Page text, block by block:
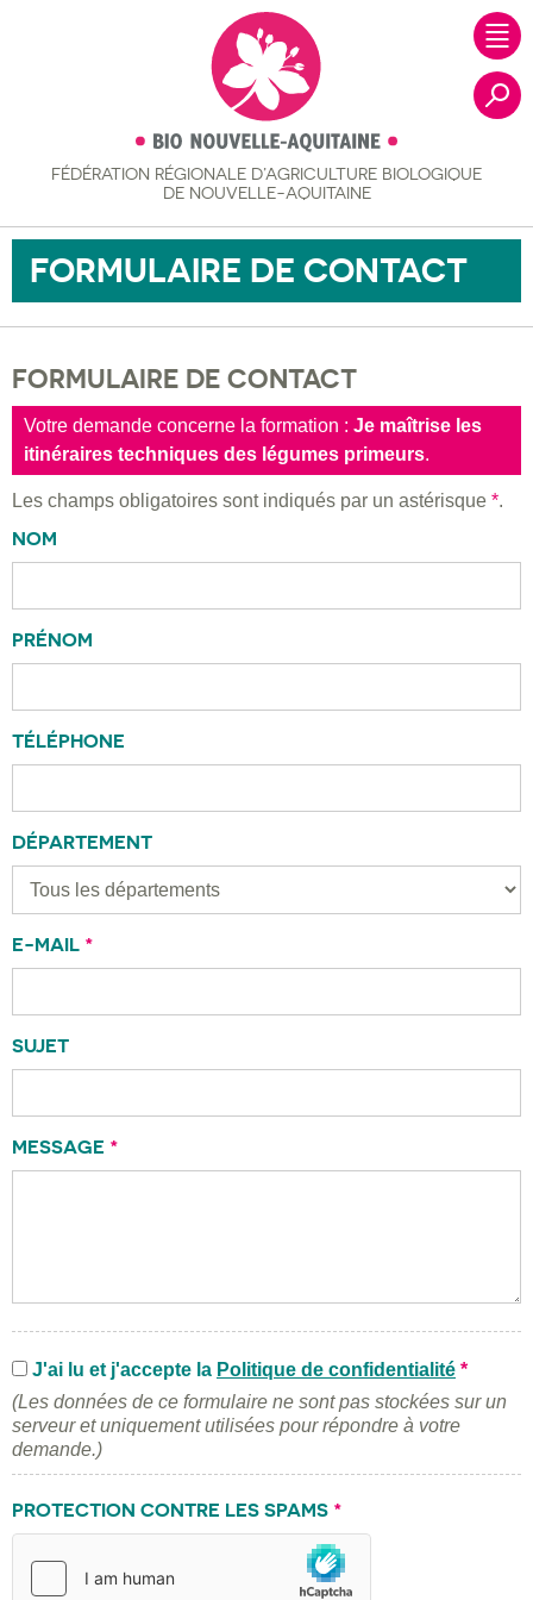
FÉDÉRATION RÉGIONALE D’AGRICULTURE BIOLOGIQUE
DE NOUVELLE-AQUITAINE
FORMULAIRE DE CONTACT
FORMULAIRE DE CONTACT
Votre demande concerne la formation : Je maîtrise les
itinéraires techniques des légumes primeurs.
Les champs obligatoires sont indiqués par un astérisque *.
NOM
PRÉNOM
TÉLÉPHONE
DÉPARTEMENT
E-MAIL *
SUJET
MESSAGE *
J'ai lu et j'accepte la Politique de confidentialité *
(Les données de ce formulaire ne sont pas stockées sur un
serveur et uniquement utilisées pour répondre à votre
demande.)
PROTECTION CONTRE LES SPAMS *